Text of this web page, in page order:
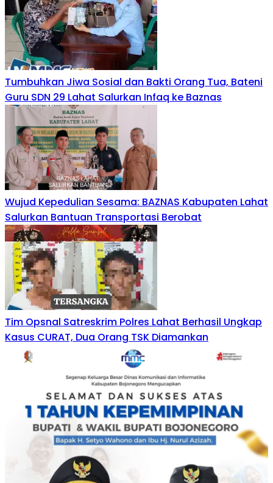
Tumbuhkan Jiwa Sosial dan Bakti Orang Tua, Bateni
Guru SDN 29 Lahat Salurkan Infaq ke Baznas
Wujud Kepedulian Sesama: BAZNAS Kabupaten Lahat
Salurkan Bantuan Transportasi Berobat
Tim Opsnal Satreskrim Polres Lahat Berhasil Ungkap
Kasus CURAT, Dua Orang TSK Diamankan